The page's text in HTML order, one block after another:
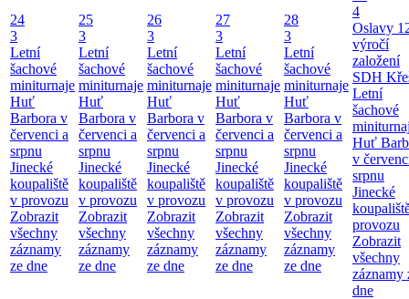
24
3
Letní
šachové
miniturnaje
Huť
Barbora v
červenci a
srpnu
Jinecké
koupaliště
v provozu
Zobrazit
všechny
záznamy
ze dne
25
3
Letní
šachové
miniturnaje
Huť
Barbora v
červenci a
srpnu
Jinecké
koupaliště
v provozu
Zobrazit
všechny
záznamy
ze dne
26
3
Letní
šachové
miniturnaje
Huť
Barbora v
červenci a
srpnu
Jinecké
koupaliště
v provozu
Zobrazit
všechny
záznamy
ze dne
27
3
Letní
šachové
miniturnaje
Huť
Barbora v
červenci a
srpnu
Jinecké
koupaliště
v provozu
Zobrazit
všechny
záznamy
ze dne
28
3
Letní
šachové
miniturnaje
Huť
Barbora v
červenci a
srpnu
Jinecké
koupaliště
v provozu
Zobrazit
všechny
záznamy
ze dne
4
Oslavy
výročí
založení
SDH
Letní
šachové
Huť
v
srpnu
Jinecké
provozu
Zobrazit
všechny
záznamy
dne